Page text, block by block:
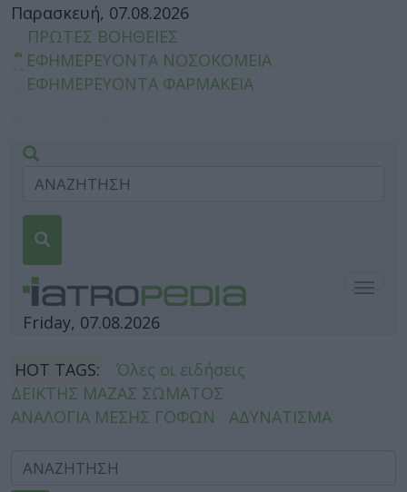
Παρασκευή, 07.08.2026
ΠΡΩΤΕΣ ΒΟΗΘΕΙΕΣ
ΕΦΗΜΕΡΕΥΟΝΤΑ ΝΟΣΟΚΟΜΕΙΑ
ΕΦΗΜΕΡΕΥΟΝΤΑ ΦΑΡΜΑΚΕΙΑ
Friday, 07.08.2026
HOT TAGS:
Όλες οι ειδήσεις
ΔΕΙΚΤΗΣ ΜΑΖΑΣ ΣΩΜΑΤΟΣ
ΑΝΑΛΟΓΙΑ ΜΕΣΗΣ ΓΟΦΩΝ
ΑΔΥΝΑΤΙΣΜΑ